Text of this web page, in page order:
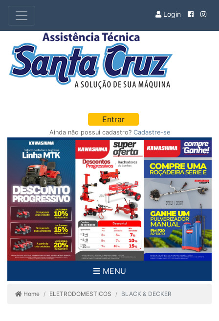
Login
Entrar
Ainda não possui cadastro? Cadastre-se
MENU
Home ELETRODOMESTICOS BLACK & DECKER